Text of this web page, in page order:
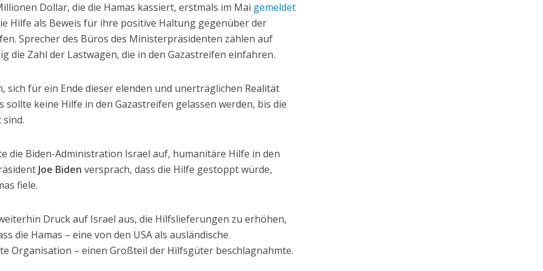
Dollar, die die Hamas kassiert, erstmals im Mai gemeldet
Hilfe als Beweis für ihre positive Haltung gegenüber der
Sprecher des Büros des Ministerpräsidenten zählen auf
die Zahl der Lastwagen, die in den Gazastreifen einfahren.
sich für ein Ende dieser elenden und unerträglichen Realität
sollte keine Hilfe in den Gazastreifen gelassen werden, bis die
die Biden-Administration Israel auf, humanitäre Hilfe in den
Joe Biden versprach, dass die Hilfe gestoppt würde,
fiele.
Druck auf Israel aus, die Hilfslieferungen zu erhöhen,
die Hamas – eine von den USA als ausländische
Organisation – einen Großteil der Hilfsgüter beschlagnahmte.